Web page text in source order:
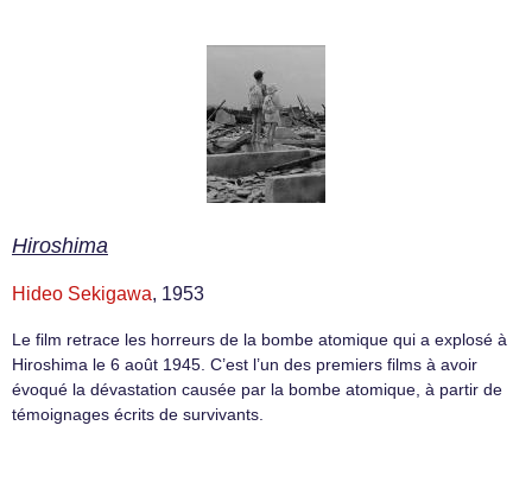
Hiroshima
Hideo Sekigawa, 1953
Le film retrace les horreurs de la bombe atomique qui a explosé à
Hiroshima le 6 août 1945. C’est l’un des premiers films à avoir
évoqué la dévastation causée par la bombe atomique, à partir de
témoignages écrits de survivants.